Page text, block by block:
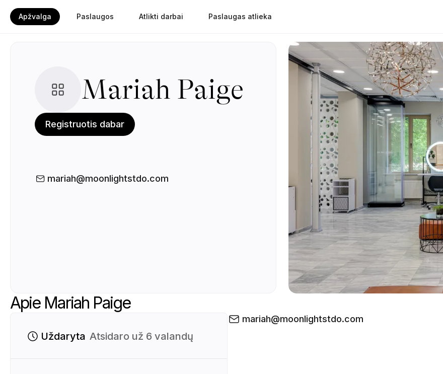
Apžvalga Paslaugos Atlikti darbai Paslaugas atlieka
Mariah Paige
Registruotis dabar
mariah@moonlightstdo.com
Apie Mariah Paige
Uždaryta Atsidaro už 6 valandų
mariah@moonlightstdo.com